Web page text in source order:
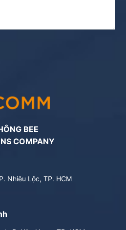
BEE
COMPANY
Nhiêu Lộc, TP. HCM